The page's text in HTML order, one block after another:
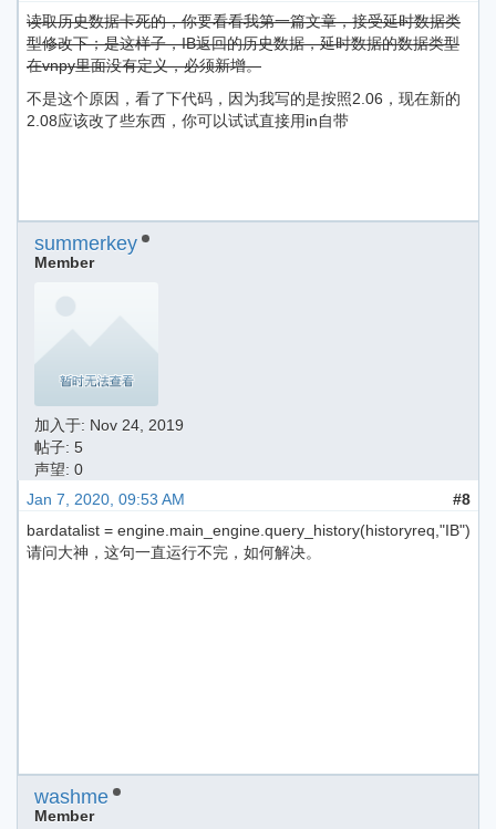
读取历史数据卡死的，你要看看我第一篇文章，接受延时数据类
型修改下；是这样子，IB返回的历史数据，延时数据的数据类型
在vnpy里面没有定义，必须新增。
不是这个原因，看了下代码，因为我写的是按照2.06，现在新的
2.08应该改了些东西，你可以试试直接用in自带
summerkey
Member
加入于: Nov 24, 2019
帖子: 5
声望: 0
Jan 7, 2020, 09:53 AM
#8
bardatalist = engine.main_engine.query_history(historyreq,"IB")
请问大神，这句一直运行不完，如何解决。
washme
Member